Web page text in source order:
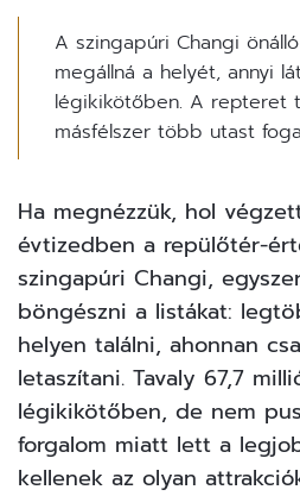
A szingapúri Changi
megállná a helyét, annyi
légikikötőben. A repteret
másfélszer több utast
Ha megnézzük, hol
évtizedben a repülőtér-
szingapúri Changi,
böngészni a listákat:
helyen találni, ahonnan
letaszítani. Tavaly 67,7
légikikötőben, de nem
forgalom miatt lett a
kellenek az olyan